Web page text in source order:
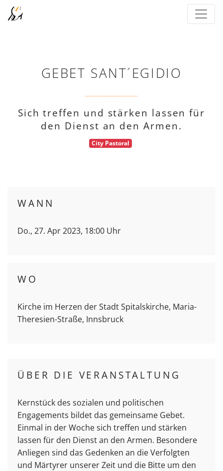
GEBET SANT´EGIDIO
Sich treffen und stärken lassen für
den Dienst an den Armen.
City Pastoral
WANN
Do., 27. Apr 2023, 18:00 Uhr
WO
Kirche im Herzen der Stadt Spitalskirche, Maria-
Theresien-Straße, Innsbruck
ÜBER DIE VERANSTALTUNG
Kernstück des sozialen und politischen
Engagements bildet das gemeinsame Gebet.
Einmal in der Woche sich treffen und stärken
lassen für den Dienst an den Armen. Besondere
Anliegen sind das Gedenken an die Verfolgten
und Märtyrer unserer Zeit und die Bitte um den